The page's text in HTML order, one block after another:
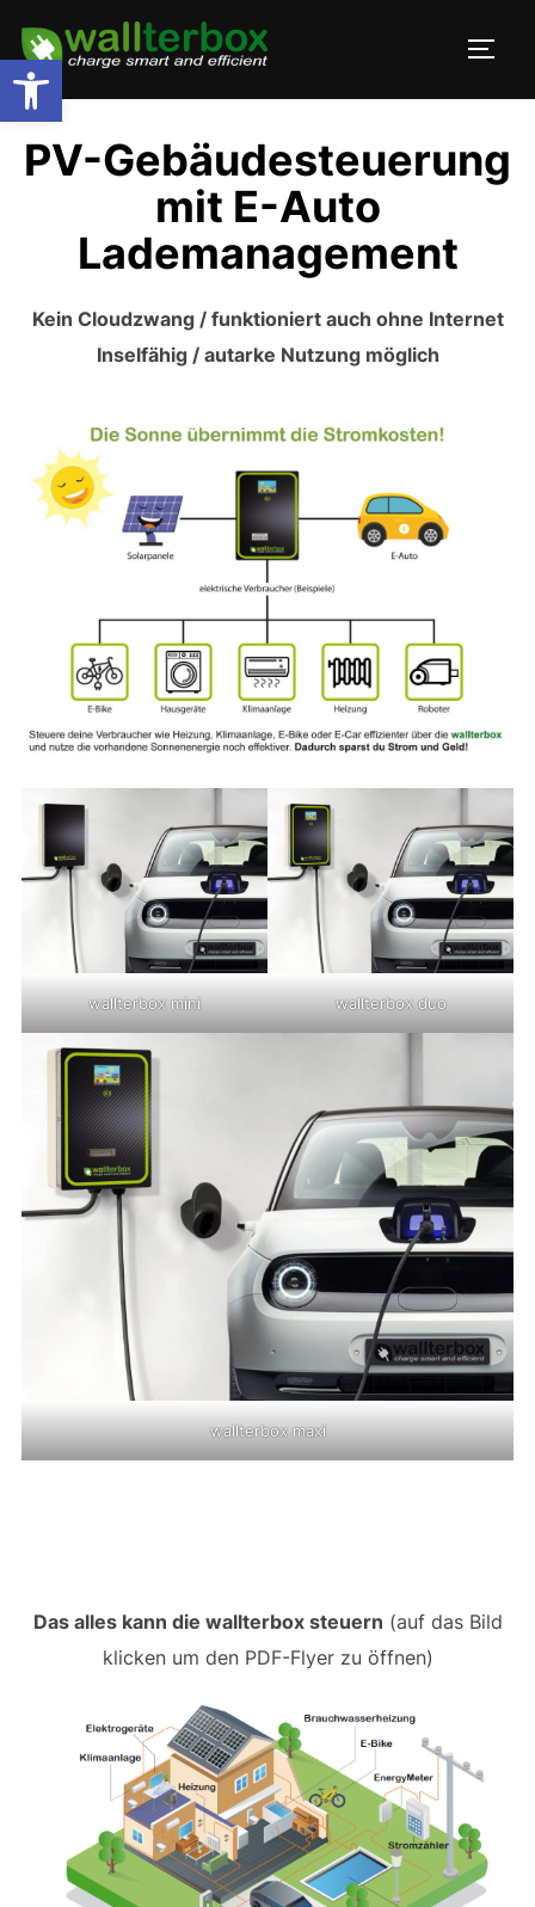
Werkzeugleiste öffnen
Inhalt
springen
PV-Gebäudesteuerung
mit E-Auto
Lademanagement
Kein Cloudzwang / funktioniert auch ohne Internet
Inselfähig / autarke Nutzung möglich
wallterbox mini wallterbox duo
wallterbox maxi
Das alles kann die wallterbox steuern (auf das Bild
klicken um den PDF-Flyer zu öffnen)